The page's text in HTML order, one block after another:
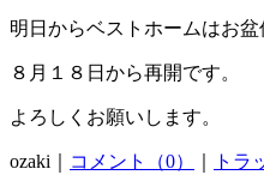
明日からベストホームはお盆
８月１８日から再開です。
よろしくお願いします。
ozaki｜ コメント（0） トラ